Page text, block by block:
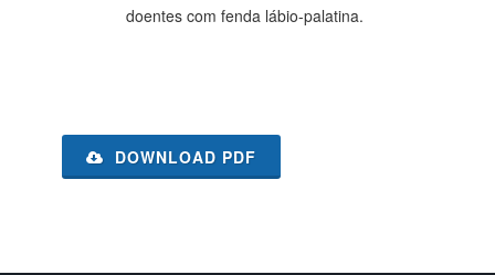
doentes com fenda lábio-palatina.
DOWNLOAD PDF